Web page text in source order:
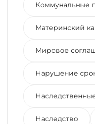
Коммунальные
Материнский
Мировое
Нарушение
Наследство